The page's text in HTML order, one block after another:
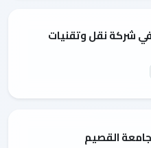
شركة نقل وتقنيات
القصيم